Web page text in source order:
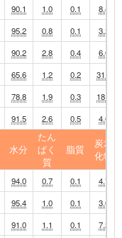
90.1 1.0 0.1 8.4
95.2 0.8 0.1 3.2
90.2 2.8 0.4 6.0
65.6 1.2 0.2 31.9
78.8 1.9 0.3 18.1
91.5 2.6 0.5 4.0
水分
たん
ぱく
質
脂質
炭水
化物
94.0 0.7 0.1 4.7
95.4 1.0 0.1 3.0
91.0 1.1 0.1 7.2